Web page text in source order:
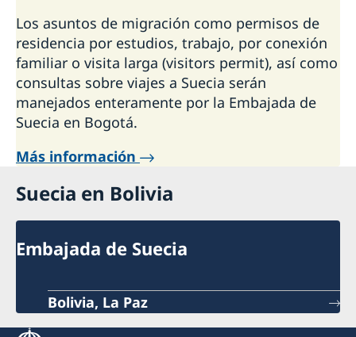
Los asuntos de migración como permisos de
residencia por estudios, trabajo, por conexión
familiar o visita larga (visitors permit), así como
consultas sobre viajes a Suecia serán
manejados enteramente por la Embajada de
Suecia en Bogotá.
Más información
Suecia en Bolivia
Embajada de Suecia
Bolivia, La Paz